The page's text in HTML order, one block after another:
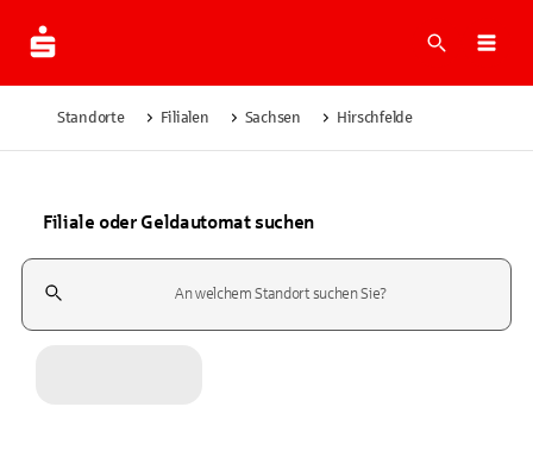
Suche
Standorte Filialen Sachsen Hirschfelde
Filiale oder Geldautomat suchen
Suchfeld